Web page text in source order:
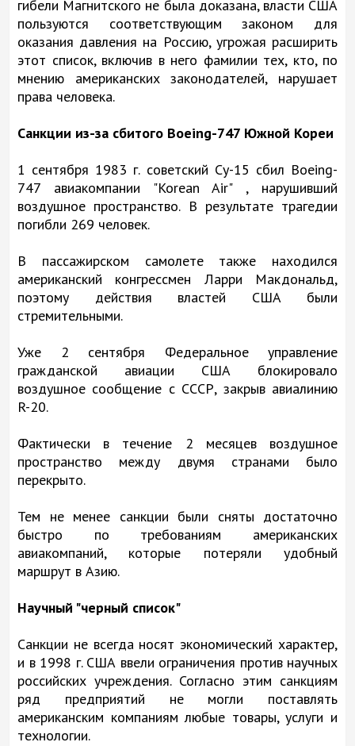
гибели Магнитского не была доказана, власти США
пользуются соответствующим законом для
оказания давления на Россию, угрожая расширить
этот список, включив в него фамилии тех, кто, по
мнению американских законодателей, нарушает
права человека.
Санкции из-за сбитого Boeing-747 Южной Кореи
1 сентября 1983 г. советский Су-15 сбил Boeing-
747 авиакомпании "Korean Air" , нарушивший
воздушное пространство. В результате трагедии
погибли 269 человек.
В пассажирском самолете также находился
американский конгрессмен Ларри Макдональд,
поэтому действия властей США были
стремительными.
Уже 2 сентября Федеральное управление
гражданской авиации США блокировало
воздушное сообщение с СССР, закрыв авиалинию
R-20.
Фактически в течение 2 месяцев воздушное
пространство между двумя странами было
перекрыто.
Тем не менее санкции были сняты достаточно
быстро по требованиям американских
авиакомпаний, которые потеряли удобный
маршрут в Азию.
Научный "черный список"
Санкции не всегда носят экономический характер,
и в 1998 г. США ввели ограничения против научных
российских учреждения. Согласно этим санкциям
ряд предприятий не могли поставлять
американским компаниям любые товары, услуги и
технологии.